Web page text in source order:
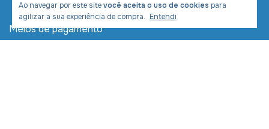
Ao navegar por este sitevocê aceita o uso de cookies para
agilizar a sua experiência de compra. Entendi
Meios de pagamento